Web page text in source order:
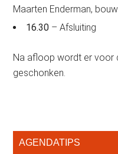
Maarten Enderman,
16.30 – Afsluiting
Na afloop wordt er voor
geschonken.
Primaire
AGENDATIPS